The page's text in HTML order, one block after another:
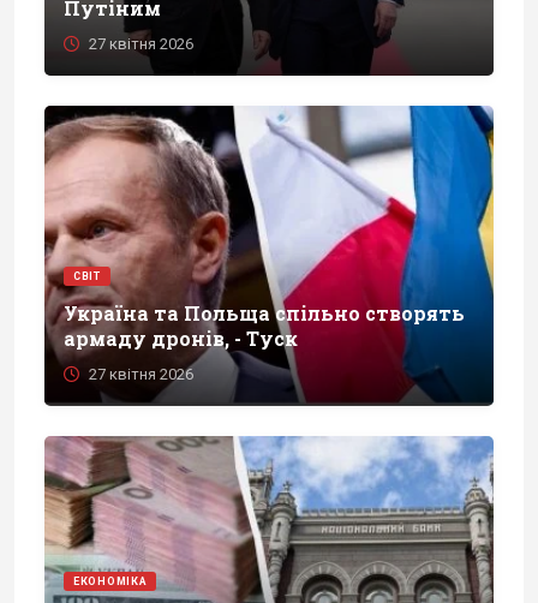
Путіним
27 квітня 2026
СВІТ
Україна та Польща спільно створять
армаду дронів, - Туск
27 квітня 2026
ЕКОНОМІКА